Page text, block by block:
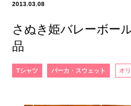
2013.03.08
さぬき姫バレーボー
品
Tシャツ パーカ・スウェット オ